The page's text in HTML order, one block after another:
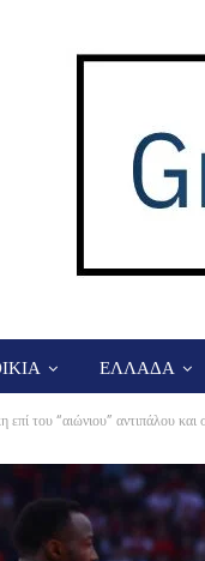
ΕΛΛΑΔΑ
του “αιώνιου” αντιπάλου και